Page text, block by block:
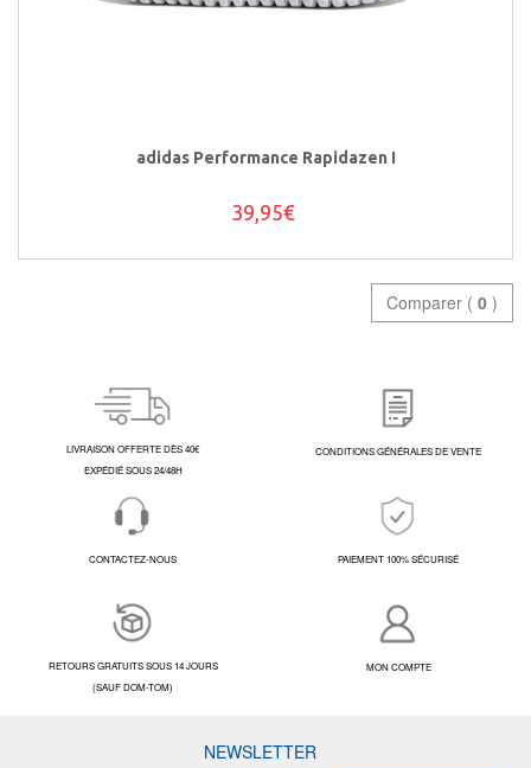
adidas Performance Rapidazen I
39,95€
Comparer ( 0 )
LIVRAISON OFFERTE DÈS 40€
EXPÉDIÉ SOUS 24/48H
CONDITIONS GÉNÉRALES DE VENTE
CONTACTEZ-NOUS PAIEMENT 100% SÉCURISÉ
RETOURS GRATUITS SOUS 14 JOURS
(SAUF DOM-TOM)
MON COMPTE
NEWSLETTER